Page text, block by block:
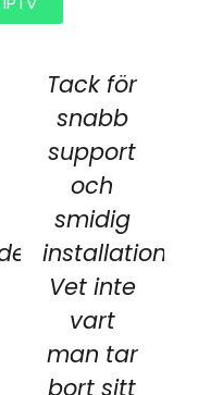
Tack för
snabb
support
och
smidig
installation.
Vet inte
vart
man tar
bort sitt